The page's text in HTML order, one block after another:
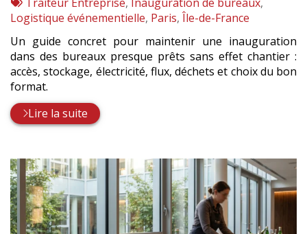
:
Logistique événementielle, Paris, Île-de-France
Un guide concret pour maintenir une inauguration
dans des bureaux presque prêts sans effet chantier :
accès, stockage, électricité, flux, déchets et choix du bon
format.
Lire la suite